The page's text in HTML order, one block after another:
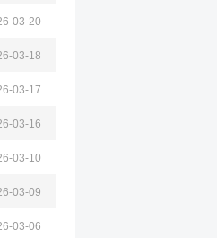
03-20
03-18
03-17
03-16
公共03-10
电子
03-09
材料
03-06